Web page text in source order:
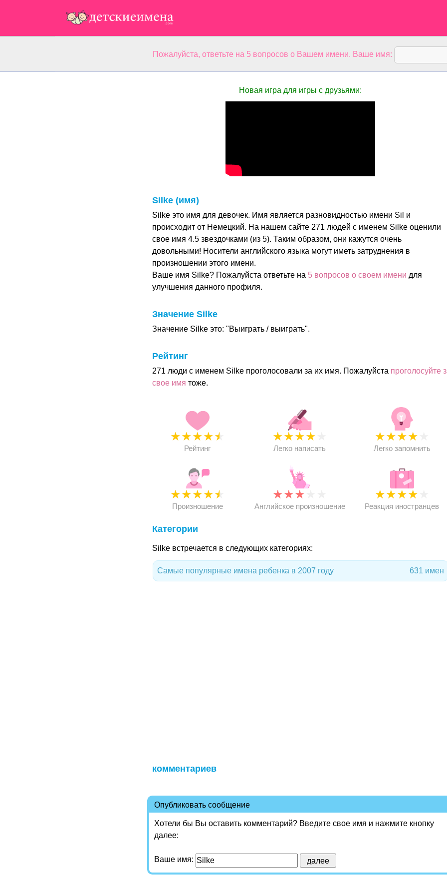
Пожалуйста, ответьте на 5 вопросов о Вашем имени. Ваше имя:
Новая игра для игры с друзьями:
Silke (имя)
Silke это имя для девочек. Имя является разновидностью имени Sil и
происходит от Немецкий. На нашем сайте 271 людей с именем Silke оценили
свое имя 4.5 звездочками (из 5). Таким образом, они кажутся очень
довольными! Носители английского языка могут иметь затруднения в
произношении этого имени.
Ваше имя Silke? Пожалуйста ответьте на 5 вопросов о своем имени для
улучшения данного профиля.
Значение Silke
Значение Silke это: "Выиграть / выиграть".
Рейтинг
271 люди с именем Silke проголосовали за их имя. Пожалуйста проголосуйте
свое имя тоже.
★★★★★
Рейтинг
★★★★
Легко написать
★★★★
Легко запомнить
★★★★★
Произношение
★★★
Английское произношение
★★★★
Реакция иностранцев
Категории
Silke встречается в следующих категориях:
Самые популярные имена ребенка в 2007 году 631 имен
комментариев
Опубликовать сообщение
Хотели бы Вы оставить комментарий? Введите свое имя и нажмите кнопку
далее:
Ваше имя: